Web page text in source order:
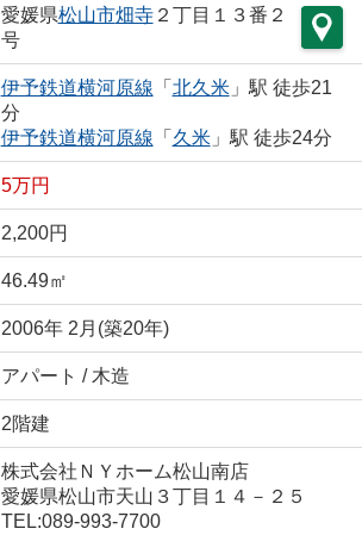
愛媛県松山市畑寺２丁目１３番２
号
伊予鉄道横河原線 「 北久米」駅 徒歩21
分
伊予鉄道横河原線 「 久米」駅 徒歩24分
5万円
2,200円
46.49㎡
2006年 2月(築20年)
アパート / 木造
2階建
株式会社ＮＹホーム松山南店
愛媛県松山市天山３丁目１４－２５
TEL:089-993-7700